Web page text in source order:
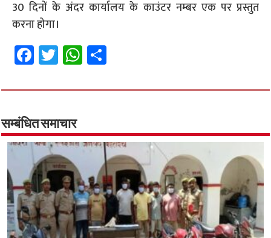
30 दिनों के अंदर कार्यालय के काउंटर नम्बर एक पर प्रस्तुत
करना होगा।
Fa
ce
b
o
o
k
T
wi
tt
er
W
h
at
p
p
ar
सम्बंधित समाचार